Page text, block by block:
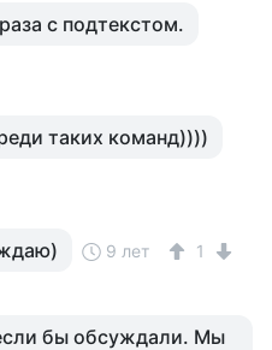
с подтекстом.
таких команд))))
9 лет 1
бы обсуждали. Мы